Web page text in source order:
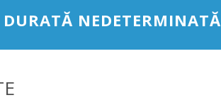
NEDETERMINATĂ